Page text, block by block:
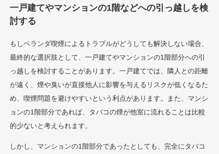
一戸建てやマンションの1階などへの引っ越しを検
討する
もしベランダ喫煙によるトラブルがどうしても解決しない場合、
最終的な選択肢として、一戸建てやマンションの1階部分への引
っ越しを検討することがあります。一戸建てでは、隣人との距離
が遠く、煙や臭いが直接他人に影響を与えるリスクが低くなるた
め、喫煙問題を避けやすいという利点があります。また、マンシ
ョンの1階部分であれば、タバコの煙が他室に流れることは比較
的少ないと考えられます。
しかし、マンションの1階部分であったとしても、完全にタバコ